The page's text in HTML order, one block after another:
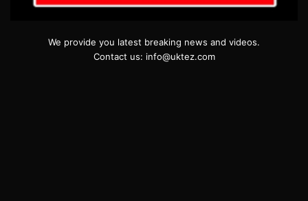
We provide you latest breaking news and videos.
Contact us: info@uktez.com